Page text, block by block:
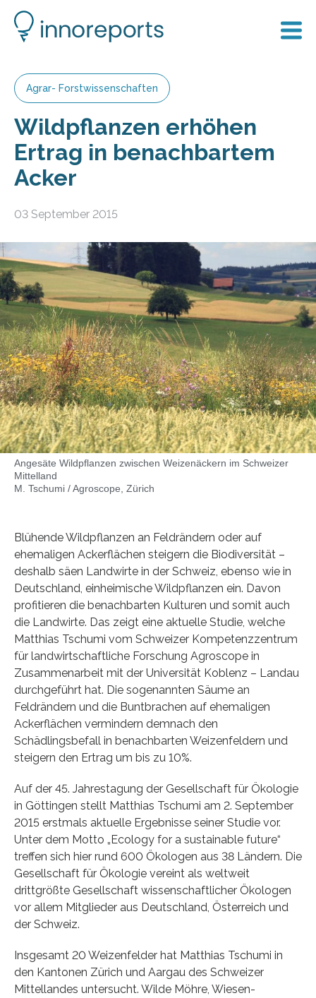
Agrar- Forstwissenschaften
Wildpflanzen erhöhen
Ertrag in benachbartem
Acker
03 September 2015
Angesäte Wildpflanzen zwischen Weizenäckern im Schweizer
Mittelland
M. Tschumi / Agroscope, Zürich
Blühende Wildpflanzen an Feldrändern oder auf
ehemaligen Ackerflächen steigern die Biodiversität –
deshalb säen Landwirte in der Schweiz, ebenso wie in
Deutschland, einheimische Wildpflanzen ein. Davon
profitieren die benachbarten Kulturen und somit auch
die Landwirte. Das zeigt eine aktuelle Studie, welche
Matthias Tschumi vom Schweizer Kompetenzzentrum
für landwirtschaftliche Forschung Agroscope in
Zusammenarbeit mit der Universität Koblenz – Landau
durchgeführt hat. Die sogenannten Säume an
Feldrändern und die Buntbrachen auf ehemaligen
Ackerflächen vermindern demnach den
Schädlingsbefall in benachbarten Weizenfeldern und
steigern den Ertrag um bis zu 10%.
Auf der 45. Jahrestagung der Gesellschaft für Ökologie
in Göttingen stellt Matthias Tschumi am 2. September
2015 erstmals aktuelle Ergebnisse seiner Studie vor.
Unter dem Motto „Ecology for a sustainable future“
treffen sich hier rund 600 Ökologen aus 38 Ländern. Die
Gesellschaft für Ökologie vereint als weltweit
drittgrößte Gesellschaft wissenschaftlicher Ökologen
vor allem Mitglieder aus Deutschland, Österreich und
der Schweiz.
Insgesamt 20 Weizenfelder hat Matthias Tschumi in
den Kantonen Zürich und Aargau des Schweizer
Mittellandes untersucht. Wilde Möhre, Wiesen-